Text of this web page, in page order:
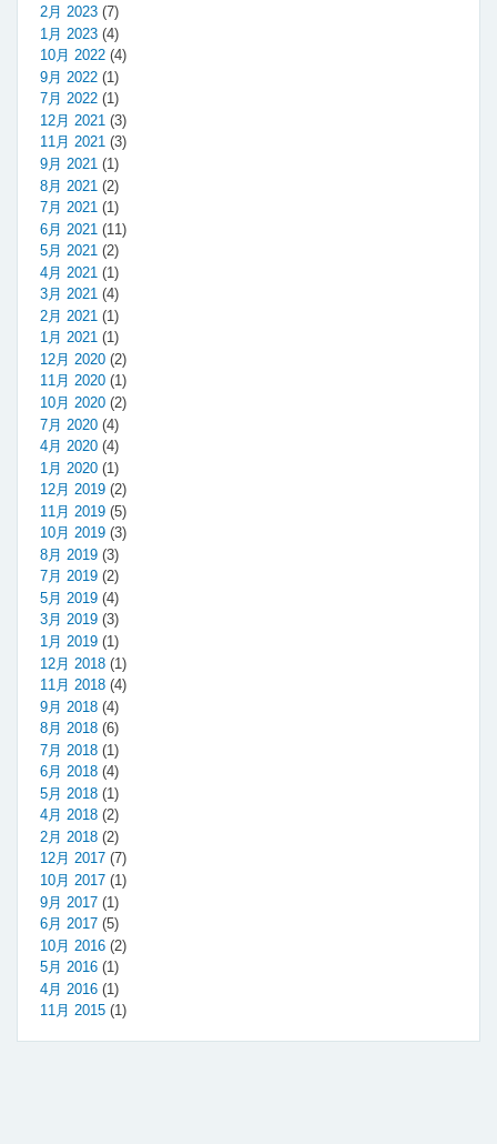
2月 2023 (7)
1月 2023 (4)
10月 2022 (4)
9月 2022 (1)
7月 2022 (1)
12月 2021 (3)
11月 2021 (3)
9月 2021 (1)
8月 2021 (2)
7月 2021 (1)
6月 2021 (11)
5月 2021 (2)
4月 2021 (1)
3月 2021 (4)
2月 2021 (1)
1月 2021 (1)
12月 2020 (2)
11月 2020 (1)
10月 2020 (2)
7月 2020 (4)
4月 2020 (4)
1月 2020 (1)
12月 2019 (2)
11月 2019 (5)
10月 2019 (3)
8月 2019 (3)
7月 2019 (2)
5月 2019 (4)
3月 2019 (3)
1月 2019 (1)
12月 2018 (1)
11月 2018 (4)
9月 2018 (4)
8月 2018 (6)
7月 2018 (1)
6月 2018 (4)
5月 2018 (1)
4月 2018 (2)
2月 2018 (2)
12月 2017 (7)
10月 2017 (1)
9月 2017 (1)
6月 2017 (5)
10月 2016 (2)
5月 2016 (1)
4月 2016 (1)
11月 2015 (1)